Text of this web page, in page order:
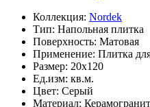
Коллекция: Nordek
Тип: Напольная плитка
Поверхность: Матовая
Применение: Плитка
Размер: 20x120
Ед.изм: кв.м.
Цвет: Серый
Материал: Керамогранит